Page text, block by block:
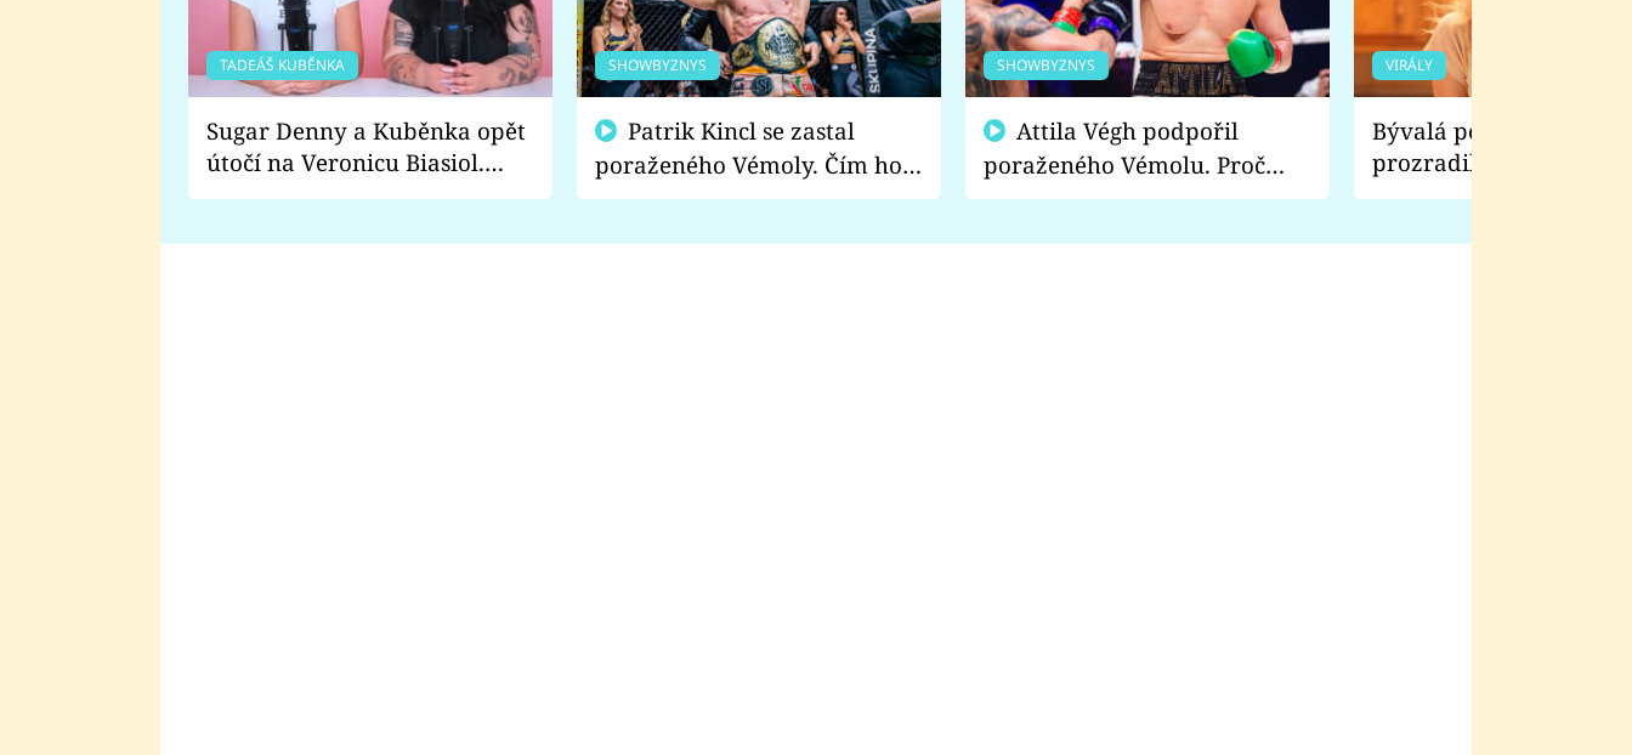
TADEÁŠ KUBĚNKA
Sugar Denny a Kuběnka opět
útočí na Veronicu Biasiol.
Proč je podle nich falešná a
SHOWBYZNYS
poraženého Vémoly. Čím ho
fanoušci naštvali?
SHOWBYZNYS
poraženého Vémolu. Proč
chce raději zápasit s ním než
VIRÁLY
Bývalá pornoherečka
prozradila, co ji
natáčení Euforie.